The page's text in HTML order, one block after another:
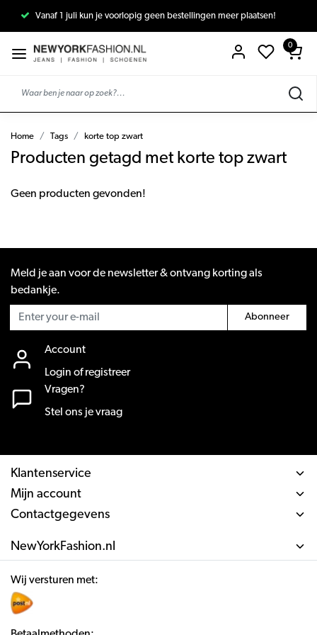
Vanaf 1 juli kun je voorlopig geen bestellingen meer plaatsen!
0
Home Tags korte top zwart
Producten getagd met korte top zwart
Geen producten gevonden!
Meld je aan voor de newsletter & ontvang korting als
bedankje.
Abonneer
Account
Login of registreer
Vragen?
Stel ons je vraag
Klantenservice
Mijn account
Contactgegevens
NewYorkFashion.nl
Wij versturen met: